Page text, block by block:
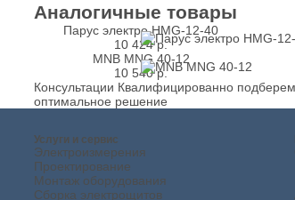
Аналогичные товары
Парус электро HMG-12-40
10 424р.
MNB MNG 40-12
10 540р.
Консультации Квалифицированно подберем
оптимальное решение
Услуги и сервис
Электроизмерения
Проектирование
Монтаж оборудования
Сборка электрощитов